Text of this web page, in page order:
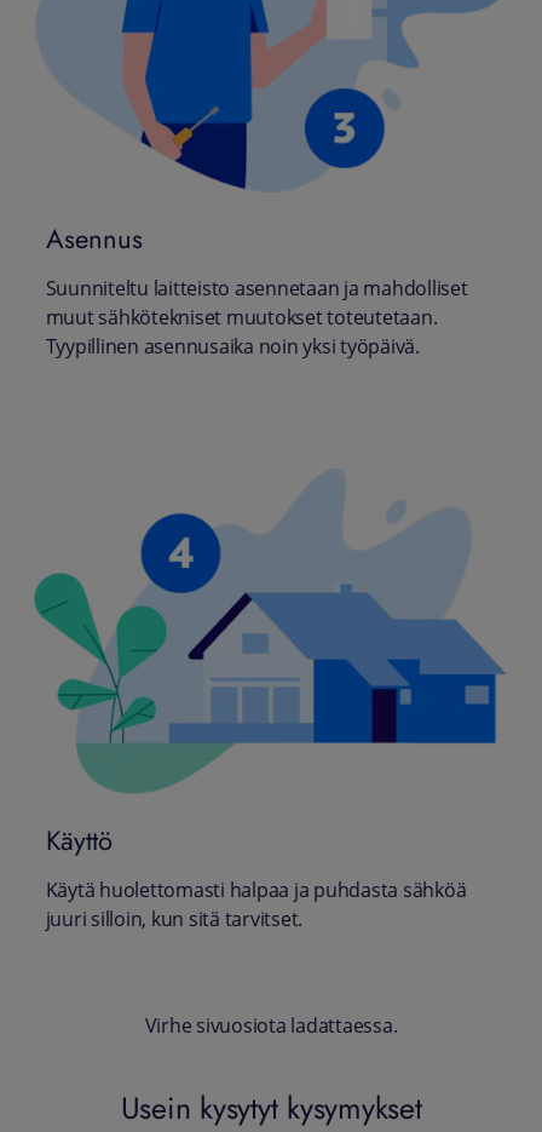
Asennus
Suunniteltu laitteisto asennetaan ja mahdolliset
muut sähkötekniset muutokset toteutetaan.
Tyypillinen asennusaika noin yksi työpäivä.
Käyttö
Käytä huolettomasti halpaa ja puhdasta sähköä
juuri silloin, kun sitä tarvitset.
Virhe sivuosiota ladattaessa.
Usein kysytyt kysymykset